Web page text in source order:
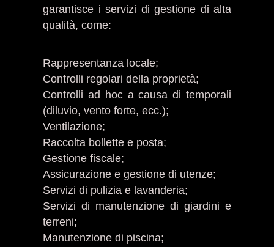
garantisce i servizi di gestione di alta
qualità, come:
Rappresentanza locale;
Controlli regolari della proprietà;
Controlli ad hoc a causa di temporali
(diluvio, vento forte, ecc.);
Ventilazione;
Raccolta bollette e posta;
Gestione fiscale;
Assicurazione e gestione di utenze;
Servizi di pulizia e lavanderia;
Servizi di manutenzione di giardini e
terreni;
Manutenzione di piscina;